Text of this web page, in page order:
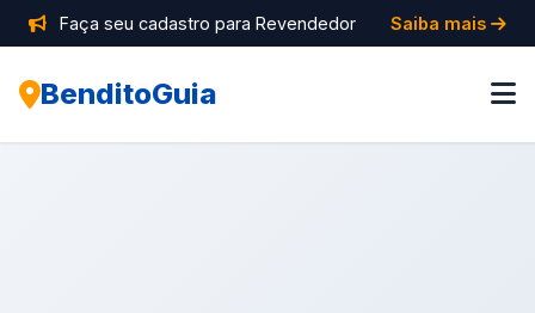
Faça seu cadastro para Revendedor Saiba mais
BenditoGuia